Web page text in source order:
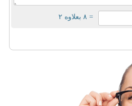
= ۸ بعلاوه ۲